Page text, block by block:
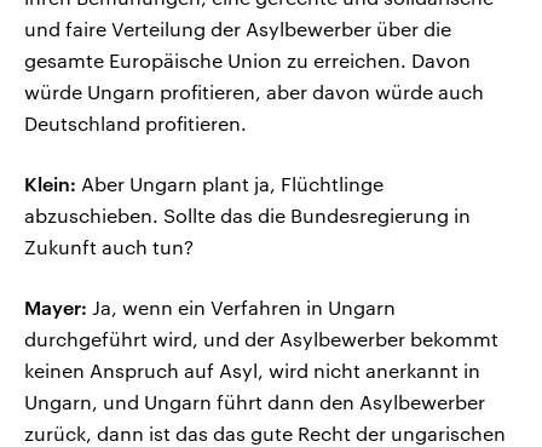
und faire Verteilung der Asylbewerber über die
gesamte Europäische Union zu erreichen. Davon
würde Ungarn profitieren, aber davon würde auch
Deutschland profitieren.
Klein: Aber Ungarn plant ja, Flüchtlinge
abzuschieben. Sollte das die Bundesregierung in
Zukunft auch tun?
Mayer: Ja, wenn ein Verfahren in Ungarn
durchgeführt wird, und der Asylbewerber bekommt
keinen Anspruch auf Asyl, wird nicht anerkannt in
Ungarn, und Ungarn führt dann den Asylbewerber
zurück, dann ist das das gute Recht der ungarischen